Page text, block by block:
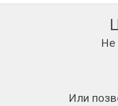
Не
Или